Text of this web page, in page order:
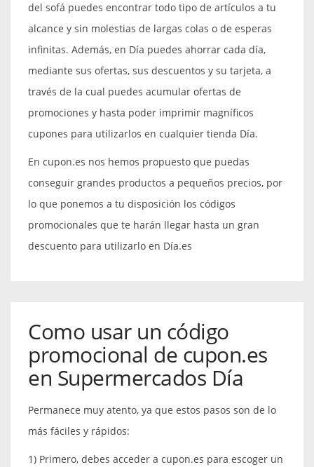
del sofá puedes encontrar todo tipo de artículos a tu
alcance y sin molestias de largas colas o de esperas
infinitas. Además, en Día puedes ahorrar cada día,
mediante sus ofertas, sus descuentos y su tarjeta, a
través de la cual puedes acumular ofertas de
promociones y hasta poder imprimir magníficos
cupones para utilizarlos en cualquier tienda Día.
En cupon.es nos hemos propuesto que puedas
conseguir grandes productos a pequeños precios, por
lo que ponemos a tu disposición los códigos
promocionales que te harán llegar hasta un gran
descuento para utilizarlo en Día.es
Como usar un código
promocional de cupon.es
en Supermercados Día
Permanece muy atento, ya que estos pasos son de lo
más fáciles y rápidos:
1) Primero, debes acceder a cupon.es para escoger un